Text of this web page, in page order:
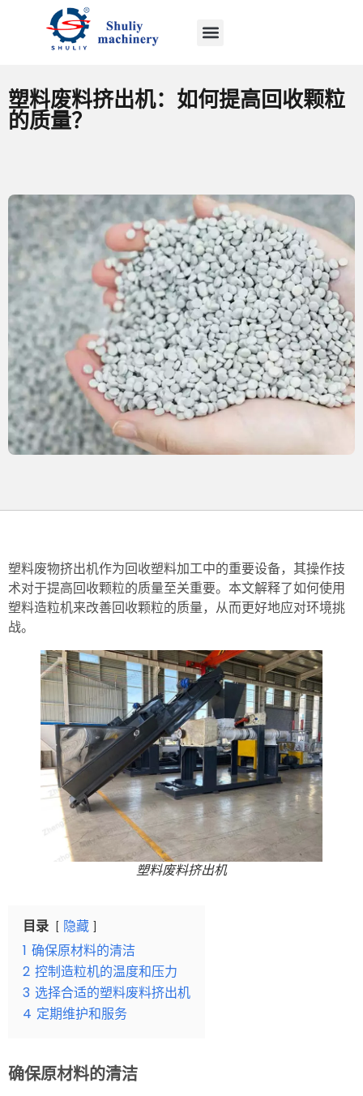
塑料废料挤出机：如何提高回收颗粒
的质量？
塑料废物挤出机作为回收塑料加工中的重要设备，其操作技
术对于提高回收颗粒的质量至关重要。本文解释了如何使用
塑料造粒机来改善回收颗粒的质量，从而更好地应对环境挑
战。
塑料废料挤出机
目录
隐藏
1 确保原材料的清洁
2 控制造粒机的温度和压力
3 选择合适的塑料废料挤出机
4 定期维护和服务
确保原材料的清洁